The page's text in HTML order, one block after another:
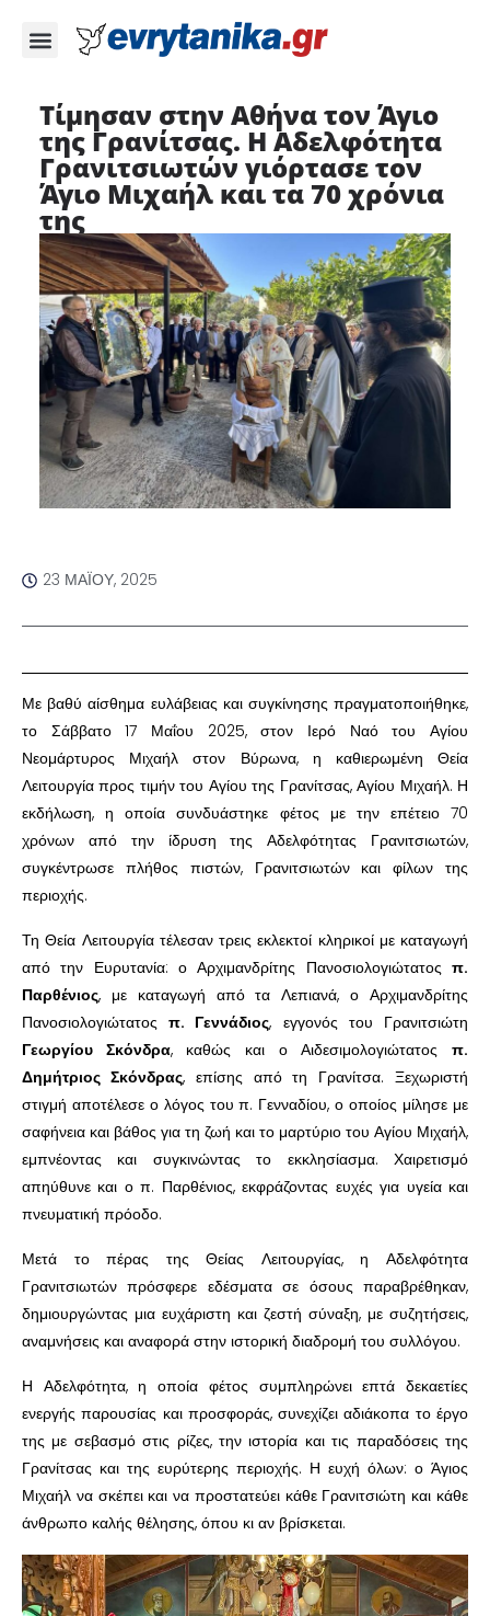
Τίμησαν στην Αθήνα τον Άγιο
της Γρανίτσας. Η Αδελφότητα
Γρανιτσιωτών γιόρτασε τον
Άγιο Μιχαήλ και τα 70 χρόνια
της
23 ΜΑΪ́ΟΥ, 2025
Με βαθύ αίσθημα ευλάβειας και συγκίνησης πραγματοποιήθηκε,
το Σάββατο 17 Μαΐου 2025, στον Ιερό Ναό του Αγίου
Νεομάρτυρος Μιχαήλ στον Βύρωνα, η καθιερωμένη Θεία
Λειτουργία προς τιμήν του Αγίου της Γρανίτσας, Αγίου Μιχαήλ. Η
εκδήλωση, η οποία συνδυάστηκε φέτος με την επέτειο 70
χρόνων από την ίδρυση της Αδελφότητας Γρανιτσιωτών,
συγκέντρωσε πλήθος πιστών, Γρανιτσιωτών και φίλων της
περιοχής.
Τη Θεία Λειτουργία τέλεσαν τρεις εκλεκτοί κληρικοί με καταγωγή
από την Ευρυτανία: ο Αρχιμανδρίτης Πανοσιολογιώτατος π.
Παρθένιος, με καταγωγή από τα Λεπιανά, ο Αρχιμανδρίτης
Πανοσιολογιώτατοςπ. Γεννάδιος, εγγονός του Γρανιτσιώτη
Γεωργίου Σκόνδρα, καθώς και ο Αιδεσιμολογιώτατοςπ.
Δημήτριος Σκόνδρας, επίσης από τη Γρανίτσα. Ξεχωριστή
στιγμή αποτέλεσε ο λόγος του π. Γενναδίου, ο οποίος μίλησε με
σαφήνεια και βάθος για τη ζωή και το μαρτύριο του Αγίου Μιχαήλ,
εμπνέοντας και συγκινώντας το εκκλησίασμα. Χαιρετισμό
απηύθυνε και ο π. Παρθένιος, εκφράζοντας ευχές για υγεία και
πνευματική πρόοδο.
Μετά το πέρας της Θείας Λειτουργίας, η Αδελφότητα
Γρανιτσιωτών πρόσφερε εδέσματα σε όσους παραβρέθηκαν,
δημιουργώντας μια ευχάριστη και ζεστή σύναξη, με συζητήσεις,
αναμνήσεις και αναφορά στην ιστορική διαδρομή του συλλόγου.
Η Αδελφότητα, η οποία φέτος συμπληρώνει επτά δεκαετίες
ενεργής παρουσίας και προσφοράς, συνεχίζει αδιάκοπα το έργο
της με σεβασμό στις ρίζες, την ιστορία και τις παραδόσεις της
Γρανίτσας και της ευρύτερης περιοχής. Η ευχή όλων: ο Άγιος
Μιχαήλ να σκέπει και να προστατεύει κάθε Γρανιτσιώτη και κάθε
άνθρωπο καλής θέλησης, όπου κι αν βρίσκεται.